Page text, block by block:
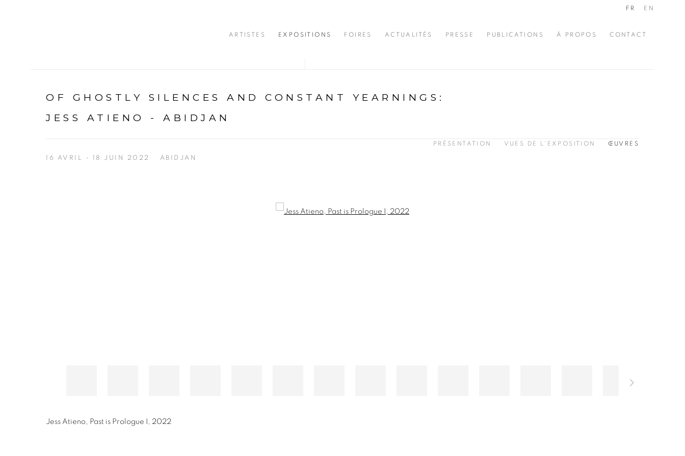
ARTISTES EXPOSITIONS FOIRES ACTUALITÉS PRESSE PUBLICATIONS À PROPOS CONTACT
FR EN
OF GHOSTLY SILENCES AND CONSTANT YEARNINGS :
JESS ATIENO - ABIDJAN
16 AVRIL - 18 JUIN 2022 ABIDJAN
PRÉSENTATION VUES DE L'EXPOSITION ŒUVRES
Jess Atieno, Past is Prologue I , 2022